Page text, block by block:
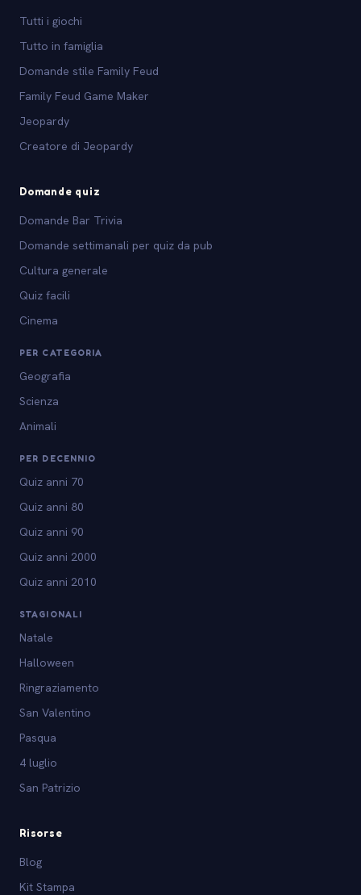
Tutti i giochi
Tutto in famiglia
Domande stile Family Feud
Family Feud Game Maker
Jeopardy
Creatore di Jeopardy
Domande quiz
Domande Bar Trivia
Domande settimanali per quiz da pub
Cultura generale
Quiz facili
Cinema
PER CATEGORIA
Geografia
Scienza
Animali
PER DECENNIO
Quiz anni 70
Quiz anni 80
Quiz anni 90
Quiz anni 2000
Quiz anni 2010
STAGIONALI
Natale
Halloween
Ringraziamento
San Valentino
Pasqua
4 luglio
San Patrizio
Risorse
Blog
Kit Stampa